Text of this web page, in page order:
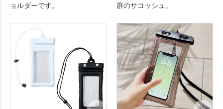
ョルダーです。
群のサコッシュ。